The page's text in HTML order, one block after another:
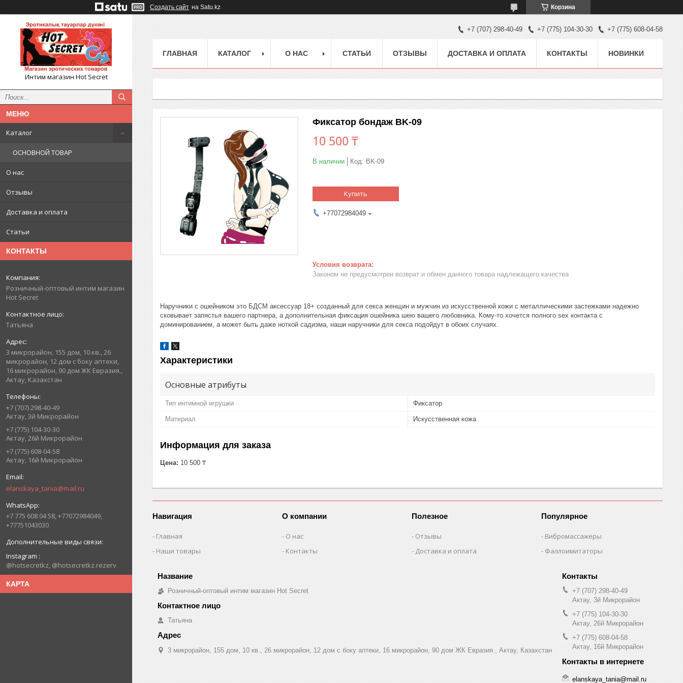
Создать сайт на Satu.kz Корзина
Интим магазин Hot Secret
Каталог
ОСНОВНОЙ ТОВАР
О нас
Отзывы
Доставка и оплата
Статьи
КОНТАКТЫ
Розничный-оптовый интим магазин
Hot Secret
Татьяна
3 микрорайон, 155 дом, 10 кв., 26
микрорайон, 12 дом с боку аптеки,
16 микрорайон, 90 дом ЖК Евразия.,
Актау, Казахстан
+7 (707) 298-40-49
Актау, 3й Микрорайон
+7 (775) 104-30-30
Актау, 26й Микрорайон
+7 (775) 608-04-58
Актау, 16й Микрорайон
elanskaya_tania@mail.ru
+7 775 608 04 58, +77072984049,
+77751043030
Instagram
@hotsecretkz, @hotsecretkz.rezerv
КАРТА
+7 (707) 298-40-49 +7 (775) 104-30-30 +7 (775) 608-04-58
ГЛАВНАЯ КАТАЛОГ О НАС СТАТЬИ ОТЗЫВЫ ДОСТАВКА И ОПЛАТА КОНТАКТЫ НОВИНКИ
Фиксатор бондаж BK-09
10 500 ₸
В наличии Код: BK-09
Купить
+77072984049
Законом не предусмотрен возврат и обмен данного товара надлежащего качества
Наручники с ошейником это БДСМ аксессуар 18+ созданный для секса женщин и мужчин из искусственной кожи с металлическими застежками надежно
сковывает запястья вашего партнера, а дополнительная фиксация ошейника шею вашего любовника. Кому-то хочется полного sex контакта с
доминированием, а может быть даже ноткой садизма, наши наручники для секса подойдут в обоих случаях.
Характеристики
Основные атрибуты
Тип интимной игрушки Фиксатор
Материал Искусственная кожа
Информация для заказа
Цена: 10 500 ₸
Навигация
Главная
Наши товары
О компании
О нас
Контакты
Полезное
Отзывы
Доставка и оплата
Популярное
Вибромассажеры
Фаллоимитаторы
Розничный-оптовый интим магазин Hot Secret
Татьяна
3 микрорайон, 155 дом, 10 кв., 26 микрорайон, 12 дом с боку аптеки, 16 микрорайон, 90 дом ЖК Евразия., Актау, Казахстан
+7 (707) 298-40-49
Актау, 3й Микрорайон
+7 (775) 104-30-30
Актау, 26й Микрорайон
+7 (775) 608-04-58
Актау, 16й Микрорайон
elanskaya_tania@mail.ru